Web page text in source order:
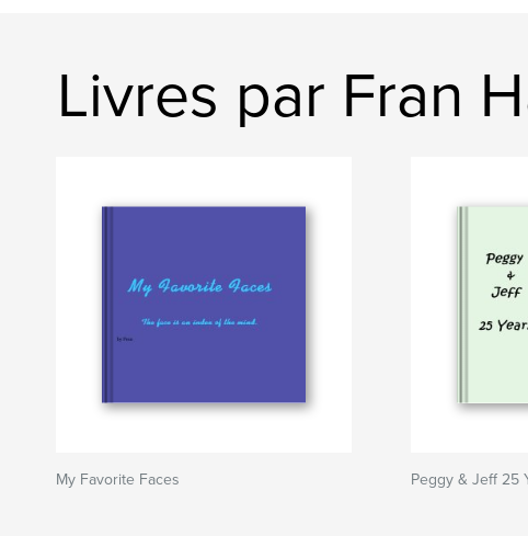
Livres par Fran
My Favorite Faces Peggy & Jeff 25